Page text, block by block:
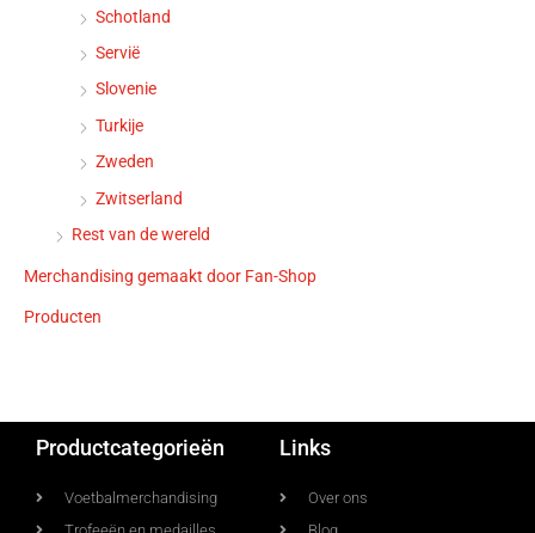
Schotland
Servië
Slovenie
Turkije
Zweden
Zwitserland
Rest van de wereld
Merchandising gemaakt door Fan-Shop
Producten
Productcategorieën
Voetbalmerchandising
Links
Over ons